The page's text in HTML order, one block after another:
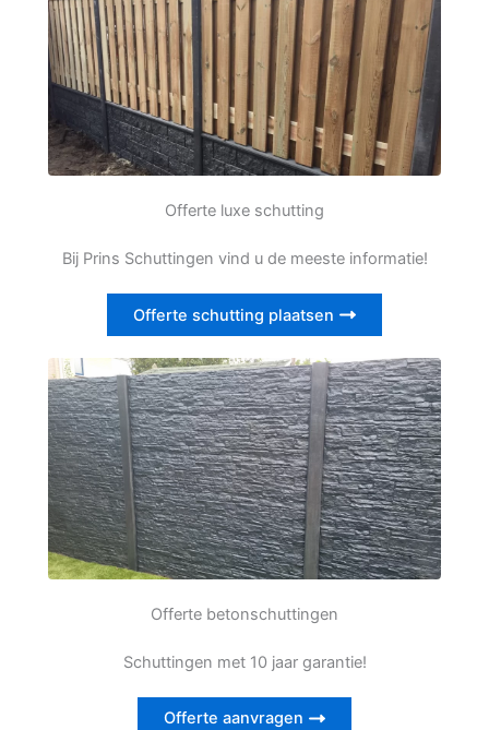
Offerte luxe schutting
Bij Prins Schuttingen vind u de meeste informatie!
Offerte schutting plaatsen
Offerte betonschuttingen
Schuttingen met 10 jaar garantie!
Offerte aanvragen